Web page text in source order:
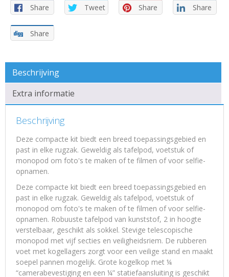
Share
Tweet Share Share
Share
Beschrijving
Extra informatie
Beschrijving
Deze compacte kit biedt een breed toepassingsgebied en
past in elke rugzak. Geweldig als tafelpod, voetstuk of
monopod om foto's te maken of te filmen of voor selfie-
opnamen.
Deze compacte kit biedt een breed toepassingsgebied en
past in elke rugzak. Geweldig als tafelpod, voetstuk of
monopod om foto's te maken of te filmen of voor selfie-
opnamen. Robuuste tafelpod van kunststof, 2 in hoogte
verstelbaar, geschikt als sokkel. Stevige telescopische
monopod met vijf secties en veiligheidsriem. De rubberen
voet met kogellagers zorgt voor een veilige stand en maakt
soepel pannen mogelijk. Grote kogelkop met ¼
“camerabevestiging en een ¼” statiefaansluiting is geschikt